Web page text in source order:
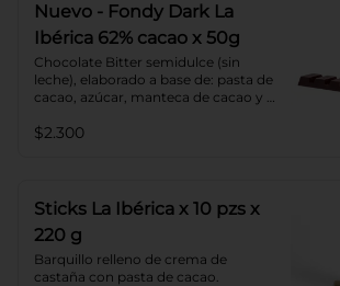
Nuevo - Fondy Dark La
Ibérica 62% cacao x 50g
Chocolate Bitter semidulce (sin
leche), elaborado a base de: pasta de
cacao, azúcar, manteca de cacao y
Cacao: 62%
$2.300
Sticks La Ibérica x 10 pzs x
220 g
Barquillo relleno de crema de
castaña con pasta de cacao.